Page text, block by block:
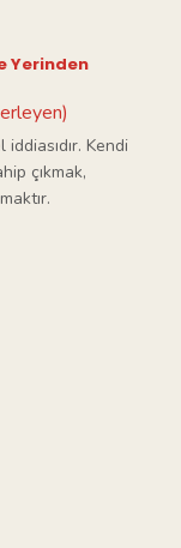
Yerinden
Kendi
çıkmak,